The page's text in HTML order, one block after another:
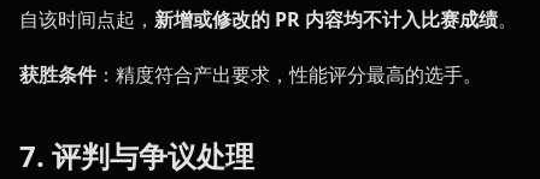
自该时间点起， 新增或修改的 PR 内容均不计入比赛成绩。
获胜条件：精度符合产出要求，性能评分最高的选手。
7. 评判与争议处理